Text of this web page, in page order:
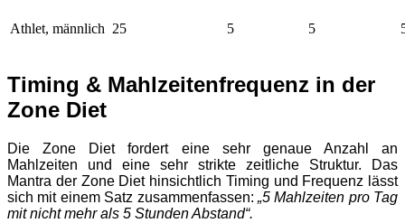
Athlet, männlich 25 5 5
Timing & Mahlzeitenfrequenz in der
Zone Diet
Die Zone Diet fordert eine sehr genaue Anzahl an
Mahlzeiten und eine sehr strikte zeitliche Struktur. Das
Mantra der Zone Diet hinsichtlich Timing und Frequenz lässt
sich mit einem Satz zusammenfassen: „5 Mahlzeiten pro Tag
mit nicht mehr als 5 Stunden Abstand“.